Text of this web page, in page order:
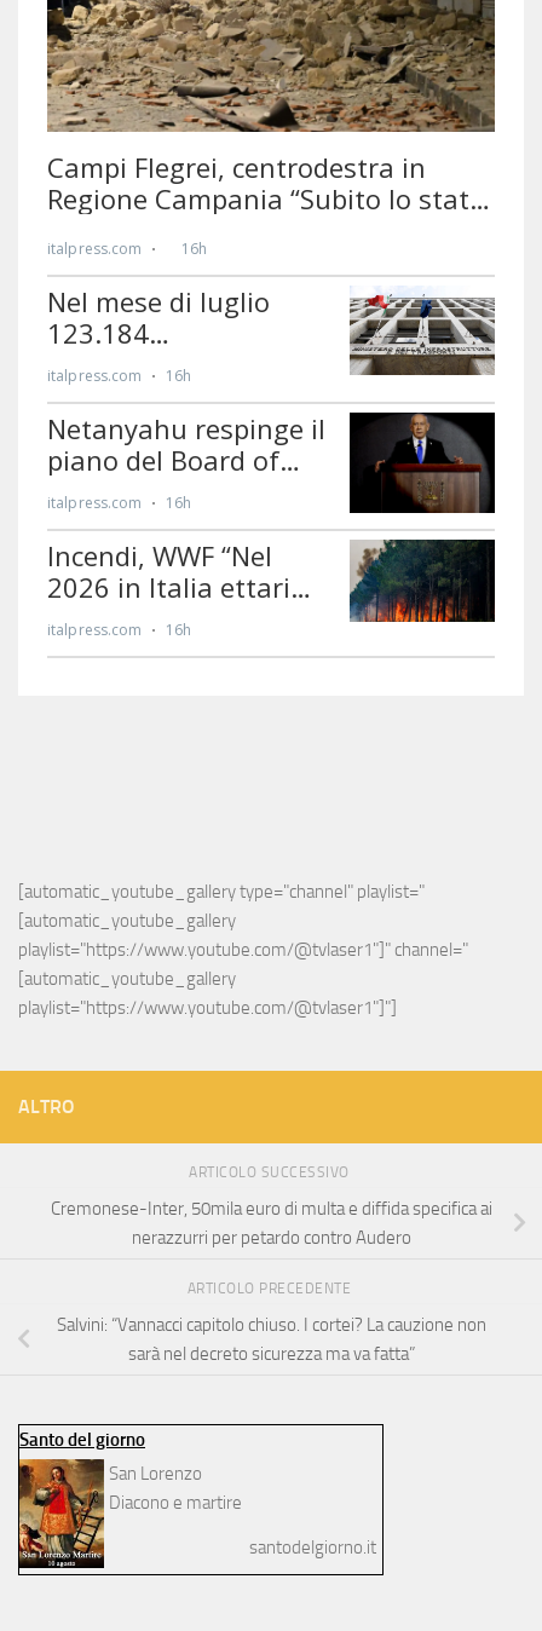
[automatic_youtube_gallery type="channel" playlist="
[automatic_youtube_gallery
playlist="https://www.youtube.com/@tvlaser1"]" channel="
[automatic_youtube_gallery
playlist="https://www.youtube.com/@tvlaser1"]"]
ALTRO
ARTICOLO SUCCESSIVO
Cremonese-Inter, 50mila euro di multa e diffida specifica ai
nerazzurri per petardo contro Audero
ARTICOLO PRECEDENTE
Salvini: “Vannacci capitolo chiuso. I cortei? La cauzione non
sarà nel decreto sicurezza ma va fatta”
Santo del giorno
San Lorenzo
Diacono e martire
santodelgiorno.it